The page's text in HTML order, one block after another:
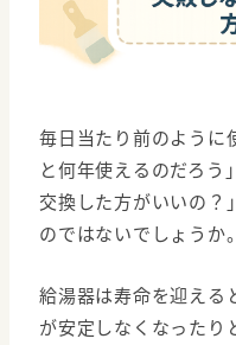
毎日当たり前のように
と何年使えるのだろう
交換した方がいいの？
のではないでしょうか。
給湯器は寿命を迎える
が安定しなくなったり